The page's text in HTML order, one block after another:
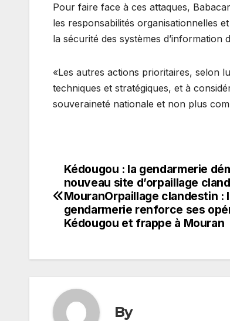
Pour faire face à ces attaques,
les responsabilités organisationnelles
la sécurité des systèmes d’information
«Les autres actions prioritaires, selon
techniques et stratégiques, et à
souveraineté nationale et non plus
Navigation
de
l’article
Kédougou : la gendarmerie
nouveau site d’orpaillage
MouranOrpaillage clandestin :
gendarmerie renforce ses
Kédougou et frappe à Mouran
By